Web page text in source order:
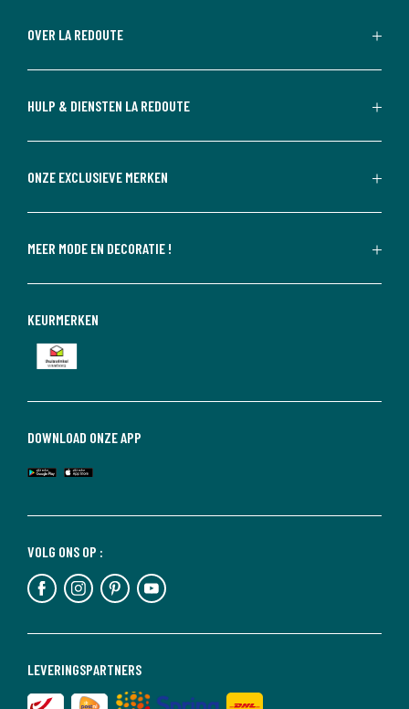
OVER LA REDOUTE
HULP & DIENSTEN LA REDOUTE
ONZE EXCLUSIEVE MERKEN
MEER MODE EN DECORATIE !
LEVERINGSPARTNERS
VOLG ONS OP :
DOWNLOAD ONZE APP
KEURMERKEN